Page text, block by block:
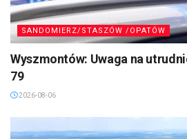
SANDOMIERZ/STASZÓW /OPATÓW
Wyszmontów: Uwaga na
79
2026-08-06